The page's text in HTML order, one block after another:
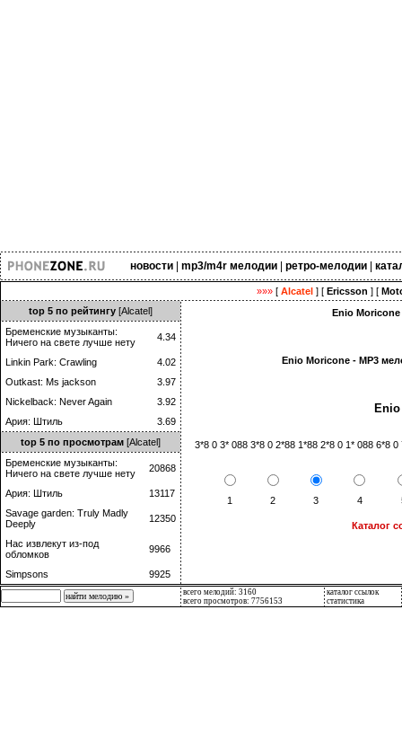
новости| mp3/m4r мелодии| ретро-мелодии|
»»»[ Alcatel] [ Ericsson ] [
top 5 по рейтингу [Alcatel]
Бременские музыканты:
Ничего на свете лучше нету
4.34
Linkin Park: Crawling
4.02
Outkast: Ms jackson
3.97
Nickelback: Never Again
3.92
Ария: Штиль
3.69
top 5 по просмотрам [Alcatel]
Бременские музыканты:
Ничего на свете лучше нету
20868
Ария: Штиль
13117
Savage garden: Truly Madly
Deeply
12350
Нас извлекут из-под
обломков
9966
Simpsons 9925
Enio
Enio Moricone - MP3
Enio
3*8 0 3* 088 3*8 0 2*88 1*88 2*8 0 1* 088 6*8
1 2 3 4
Каталог
всего мелодий: 3160
всего просмотров: 7756153
каталог ссылок
статистика